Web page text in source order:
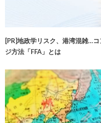
[PR]地政学リスク、港湾混雑…
ジ方法「FFA」とは